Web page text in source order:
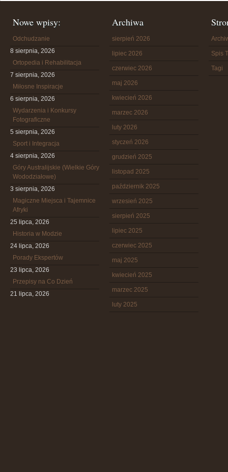
Nowe wpisy:
Odchudzanie
8 sierpnia, 2026
Ortopedia i Rehabilitacja
7 sierpnia, 2026
Miłosne Inspiracje
6 sierpnia, 2026
Wydarzenia i Konkursy
Fotograficzne
5 sierpnia, 2026
Sport i Integracja
4 sierpnia, 2026
Góry Australijskie (Wielkie Góry
Wododziałowe)
3 sierpnia, 2026
Magiczne Miejsca i Tajemnice
Afryki
25 lipca, 2026
Historia w Modzie
24 lipca, 2026
Porady Ekspertów
23 lipca, 2026
Przepisy na Co Dzień
21 lipca, 2026
Archiwa
sierpień 2026
lipiec 2026
czerwiec 2026
maj 2026
kwiecień 2026
marzec 2026
luty 2026
styczeń 2026
grudzień 2025
listopad 2025
październik 2025
wrzesień 2025
sierpień 2025
lipiec 2025
czerwiec 2025
maj 2025
kwiecień 2025
marzec 2025
luty 2025
Spis
Tagi